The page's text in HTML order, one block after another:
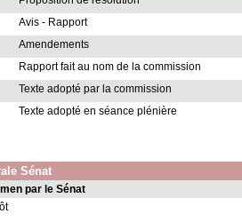
Avis - Rapport
Amendements
Rapport fait au nom de la commission
Texte adopté par la commission
Texte adopté en séance plénière
Sénat
par le Sénat